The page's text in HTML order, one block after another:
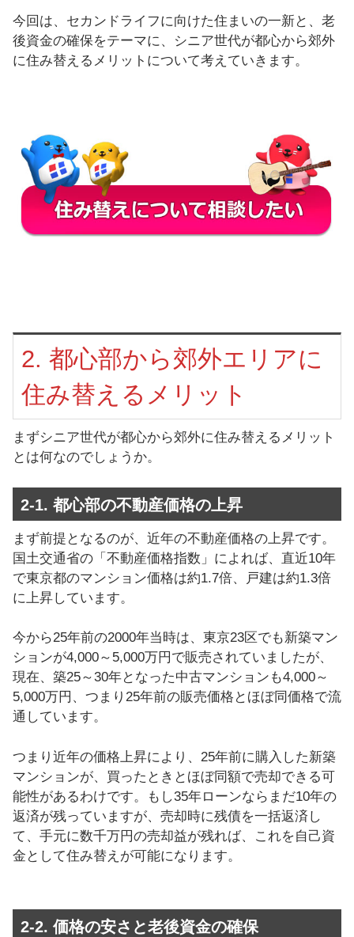
今回は、セカンドライフに向けた住まいの一新と、老
後資金の確保をテーマに、シニア世代が都心から郊外
に住み替えるメリットについて考えていきます。
2. 都心部から郊外エリアに
住み替えるメリット
まずシニア世代が都心から郊外に住み替えるメリット
とは何なのでしょうか。
2-1. 都心部の不動産価格の上昇
まず前提となるのが、近年の不動産価格の上昇です。
国土交通省の「不動産価格指数」によれば、直近10年
で東京都のマンション価格は約1.7倍、戸建は約1.3倍
に上昇しています。
今から25年前の2000年当時は、東京23区でも新築マン
ションが4,000～5,000万円で販売されていましたが、
現在、築25～30年となった中古マンションも4,000～
5,000万円、つまり25年前の販売価格とほぼ同価格で流
通しています。
つまり近年の価格上昇により、25年前に購入した新築
マンションが、買ったときとほぼ同額で売却できる可
能性があるわけです。もし35年ローンならまだ10年の
返済が残っていますが、売却時に残債を一括返済し
て、手元に数千万円の売却益が残れば、これを自己資
金として住み替えが可能になります。
2-2. 価格の安さと老後資金の確保